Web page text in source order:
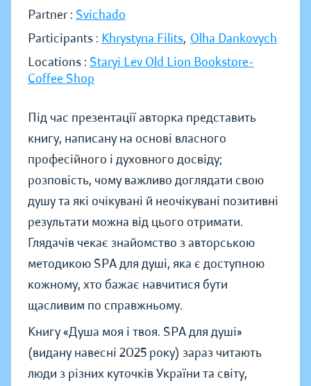
Partner : Svichado
Participants : Khrystyna Filits, Olha Dankovych
Locations : Staryi Lev Old Lion Bookstore-
Coffee Shop
Під час презентації авторка представить
книгу, написану на основі власного
професійного і духовного досвіду;
розповість, чому важливо доглядати свою
душу та які очікувані й неочікувані позитивні
результати можна від цього отримати.
Глядачів чекає знайомство з авторською
методикою SPA для душі, яка є доступною
кожному, хто бажає навчитися бути
щасливим по справжньому.
Книгу «Душа моя і твоя. SPA для душі»
(видану навесні 2025 року) зараз читають
люди з різних куточків України та світу,